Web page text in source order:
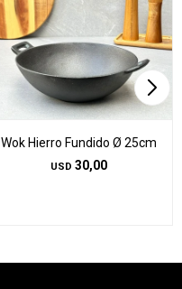
Wok Hierro Fundido Ø 25cm
USD 30,00